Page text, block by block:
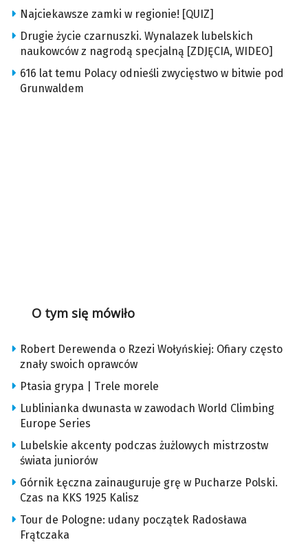
Najciekawsze zamki w regionie! [QUIZ]
Drugie życie czarnuszki. Wynalazek lubelskich
naukowców z nagrodą specjalną [ZDJĘCIA, WIDEO]
616 lat temu Polacy odnieśli zwycięstwo w bitwie pod
Grunwaldem
O tym się mówiło
Robert Derewenda o Rzezi Wołyńskiej: Ofiary często
znały swoich oprawców
Ptasia grypa | Trele morele
Lublinianka dwunasta w zawodach World Climbing
Europe Series
Lubelskie akcenty podczas żużlowych mistrzostw
świata juniorów
Górnik Łęczna zainauguruje grę w Pucharze Polski.
Czas na KKS 1925 Kalisz
Tour de Pologne: udany początek Radosława
Frątczaka